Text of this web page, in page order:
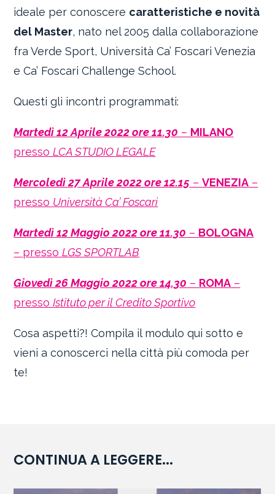
ideale per conoscere caratteristiche e novità
del Master, nato nel 2005 dalla collaborazione
fra Verde Sport, Università Ca’ Foscari Venezia
e Ca’ Foscari Challenge School.
Questi gli incontri programmati:
Martedì 12 Aprile 2022 ore 11.30 – MILANO
pressoLCA STUDIO LEGALE
Mercoledì 27 Aprile 2022 ore 12.15 –VENEZIA –
presso Università Ca’ Foscari
Martedì 12 Maggio 2022 ore 11.30 – BOLOGNA
– pressoLGS SPORTLAB
Giovedì 26 Maggio 2022 ore 14.30 – ROMA –
pressoIstituto per il Credito Sportivo
Cosa aspetti?! Compila il modulo qui sotto e
vieni a conoscerci nella città più comoda per
te!
CONTINUA A LEGGERE...